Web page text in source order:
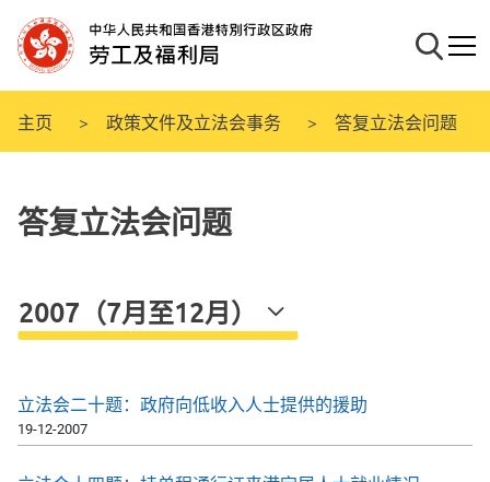
至
主
内
容
搜寻流动
主页 政策文件及立法会事务 答复立法会问题
答复立法会问题
2007（7月至12月）
立法会二十题：政府向低收入人士提供的援助
19-12-2007